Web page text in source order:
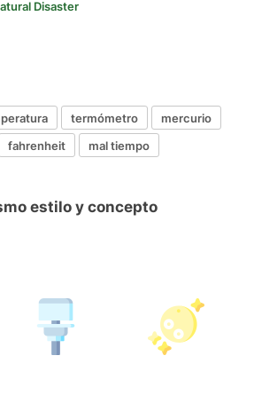
Disaster
termómetro
mercurio
fahrenheit mal tiempo
estilo y concepto